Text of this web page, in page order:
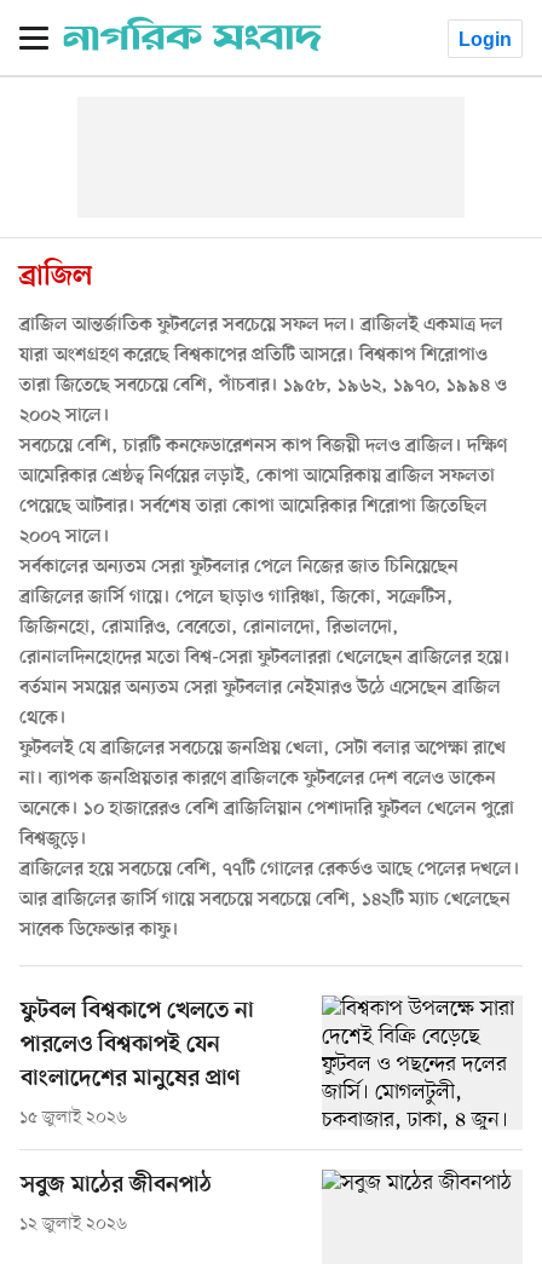
Login
ব্রাজিল
ব্রাজিল আন্তর্জাতিক ফুটবলের সবচেয়ে সফল দল। ব্রাজিলই একমাত্র দল
যারা অংশগ্রহণ করেছে বিশ্বকাপের প্রতিটি আসরে। বিশ্বকাপ শিরোপাও
তারা জিতেছে সবচেয়ে বেশি, পাঁচবার। ১৯৫৮, ১৯৬২, ১৯৭০, ১৯৯৪ ও
২০০২ সালে।
সবচেয়ে বেশি, চারটি কনফেডারেশনস কাপ বিজয়ী দলও ব্রাজিল। দক্ষিণ
আমেরিকার শ্রেষ্ঠত্ব নির্ণয়ের লড়াই, কোপা আমেরিকায় ব্রাজিল সফলতা
পেয়েছে আটবার। সর্বশেষ তারা কোপা আমেরিকার শিরোপা জিতেছিল
২০০৭ সালে।
সর্বকালের অন্যতম সেরা ফুটবলার পেলে নিজের জাত চিনিয়েছেন
ব্রাজিলের জার্সি গায়ে। পেলে ছাড়াও গারিঞ্চা, জিকো, সক্রেটিস,
জিজিনহো, রোমারিও, বেবেতো, রোনালদো, রিভালদো,
রোনালদিনহোদের মতো বিশ্ব-সেরা ফুটবলাররা খেলেছেন ব্রাজিলের হয়ে।
বর্তমান সময়ের অন্যতম সেরা ফুটবলার নেইমারও উঠে এসেছেন ব্রাজিল
থেকে।
ফুটবলই যে ব্রাজিলের সবচেয়ে জনপ্রিয় খেলা, সেটা বলার অপেক্ষা রাখে
না। ব্যাপক জনপ্রিয়তার কারণে ব্রাজিলকে ফুটবলের দেশ বলেও ডাকেন
অনেকে। ১০ হাজারেরও বেশি ব্রাজিলিয়ান পেশাদারি ফুটবল খেলেন পুরো
বিশ্বজুড়ে।
ব্রাজিলের হয়ে সবচেয়ে বেশি, ৭৭টি গোলের রেকর্ডও আছে পেলের দখলে।
আর ব্রাজিলের জার্সি গায়ে সবচেয়ে সবচেয়ে বেশি, ১৪২টি ম্যাচ খেলেছেন
সাবেক ডিফেন্ডার কাফু।
ফুটবল বিশ্বকাপে খেলতে না
পারলেও বিশ্বকাপই যেন
বাংলাদেশের মানুষের প্রাণ
১৫ জুলাই ২০২৬
সবুজ মাঠের জীবনপাঠ
১২ জুলাই ২০২৬